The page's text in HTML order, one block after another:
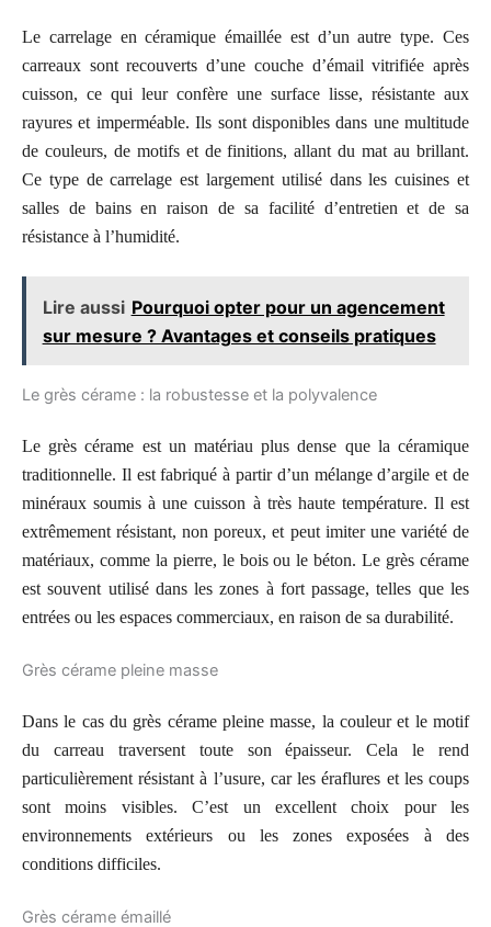
Le carrelage en céramique émaillée est d’un autre type. Ces
carreaux sont recouverts d’une couche d’émail vitrifiée après
cuisson, ce qui leur confère une surface lisse, résistante aux
rayures et imperméable. Ils sont disponibles dans une multitude
de couleurs, de motifs et de finitions, allant du mat au brillant.
Ce type de carrelage est largement utilisé dans les cuisines et
salles de bains en raison de sa facilité d’entretien et de sa
résistance à l’humidité.
Lire aussi Pourquoi opter pour un agencement
sur mesure ? Avantages et conseils pratiques
Le grès cérame : la robustesse et la polyvalence
Le grès cérame est un matériau plus dense que la céramique
traditionnelle. Il est fabriqué à partir d’un mélange d’argile et de
minéraux soumis à une cuisson à très haute température. Il est
extrêmement résistant, non poreux, et peut imiter une variété de
matériaux, comme la pierre, le bois ou le béton. Le grès cérame
est souvent utilisé dans les zones à fort passage, telles que les
entrées ou les espaces commerciaux, en raison de sa durabilité.
Grès cérame pleine masse
Dans le cas du grès cérame pleine masse, la couleur et le motif
du carreau traversent toute son épaisseur. Cela le rend
particulièrement résistant à l’usure, car les éraflures et les coups
sont moins visibles. C’est un excellent choix pour les
environnements extérieurs ou les zones exposées à des
conditions difficiles.
Grès cérame émaillé